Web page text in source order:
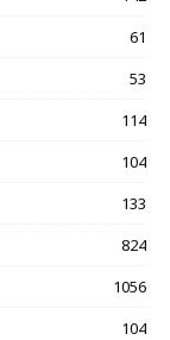
61
53
114
104
133
824
1056
104